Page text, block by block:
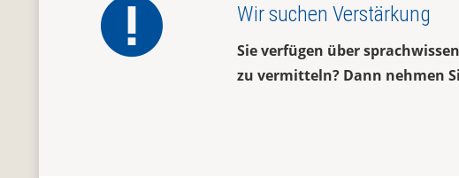
Wir suchen Verstärkung
Sie verfügen über
zu vermitteln? Dann nehmen